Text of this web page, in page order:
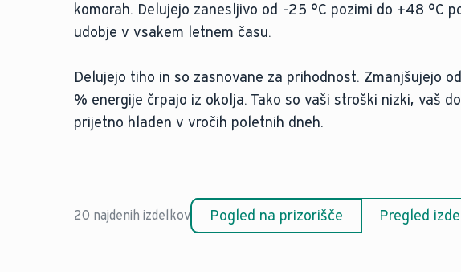
komorah. Delujejo zanesljivo od –25 °C pozimi do +48 °C
udobje v vsakem letnem času.
Delujejo tiho in so zasnovane za prihodnost. Zmanjšujejo
% energije črpajo iz okolja. Tako so vaši stroški nizki, vaš
prijetno hladen v vročih poletnih dneh.
20 najdenih izdelkov Pogled na prizorišče Pregled